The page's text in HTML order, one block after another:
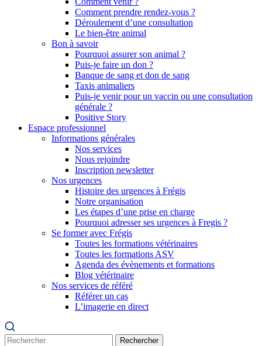
Comment prendre rendez-vous ?
Déroulement d’une consultation
Le bien-être animal
Bon à savoir
Pourquoi assurer son animal ?
Puis-je faire un don ?
Banque de sang et don de sang
Taxis animaliers
Puis-je venir pour un vaccin ou une consultation
générale ?
Positive Story
Espace professionnel
Informations générales
Nos services
Nous rejoindre
Inscription newsletter
Nos urgences
Histoire des urgences à Frégis
Notre organisation
Les étapes d’une prise en charge
Pourquoi adresser ses urgences à Fregis ?
Se former avec Frégis
Toutes les formations vétérinaires
Toutes les formations ASV
Agenda des évènements et formations
Blog vétérinaire
Nos services de référé
Référer un cas
L’imagerie en direct
Rechercher